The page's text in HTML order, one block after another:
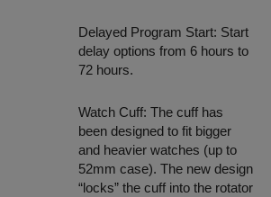
Delayed Program Start: Start
delay options from 6 hours to
72 hours.
Watch Cuff: The cuff has
been designed to fit bigger
and heavier watches (up to
52mm case). The new design
“locks” the cuff into the rotator